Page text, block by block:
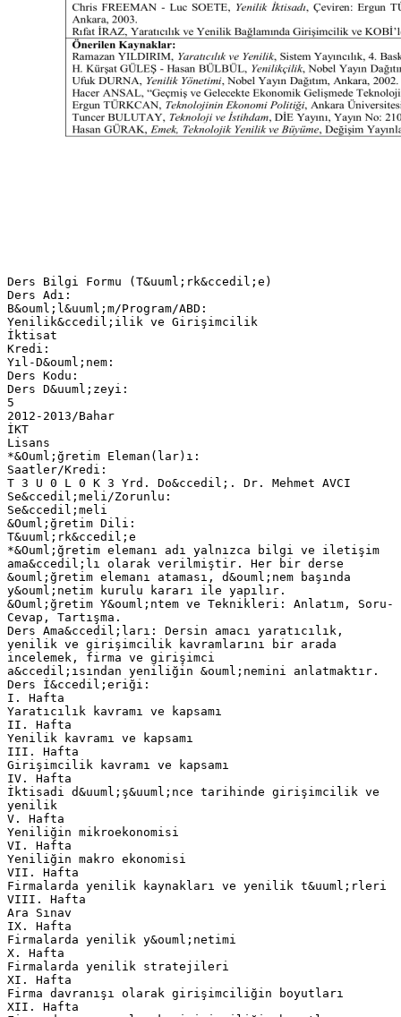
Ders Bilgi Formu (T&uuml;rk&ccedil;e)
Ders Adı:
B&ouml;l&uuml;m/Program/ABD:
Yenilik&ccedil;ilik ve Girişimcilik
İktisat
Kredi:
Yıl-D&ouml;nem:
Ders Kodu:
Ders D&uuml;zeyi:
5
2012-2013/Bahar
İKT
Lisans
*&Ouml;ğretim Eleman(lar)ı:
Saatler/Kredi:
T 3 U 0 L 0 K 3 Yrd. Do&ccedil;. Dr. Mehmet AVCI
Se&ccedil;meli/Zorunlu:
Se&ccedil;meli
&Ouml;ğretim Dili:
T&uuml;rk&ccedil;e
*&Ouml;ğretim elemanı adı yalnızca bilgi ve iletişim
ama&ccedil;lı olarak verilmiştir. Her bir derse
&ouml;ğretim elemanı ataması, d&ouml;nem başında
y&ouml;netim kurulu kararı ile yapılır.
&Ouml;ğretim Y&ouml;ntem ve Teknikleri: Anlatım, Soru-
Cevap, Tartışma.
Ders Ama&ccedil;ları: Dersin amacı yaratıcılık,
yenilik ve girişimcilik kavramlarını bir arada
incelemek, firma ve girişimci
a&ccedil;ısından yeniliğin &ouml;nemini anlatmaktır.
Ders İ&ccedil;eriği:
I. Hafta
Yaratıcılık kavramı ve kapsamı
II. Hafta
Yenilik kavramı ve kapsamı
III. Hafta
Girişimcilik kavramı ve kapsamı
IV. Hafta
İktisadi d&uuml;ş&uuml;nce tarihinde girişimcilik ve
yenilik
V. Hafta
Yeniliğin mikroekonomisi
VI. Hafta
Yeniliğin makro ekonomisi
VII. Hafta
Firmalarda yenilik kaynakları ve yenilik t&uuml;rleri
VIII. Hafta
Ara Sınav
IX. Hafta
Firmalarda yenilik y&ouml;netimi
X. Hafta
Firmalarda yenilik stratejileri
XI. Hafta
Firma davranışı olarak girişimciliğin boyutları
XII. Hafta